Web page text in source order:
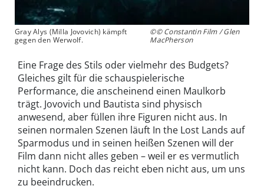
Gray Alys (Milla Jovovich) kämpft
gegen den Werwolf.
©© Constantin Film / Glen
MacPherson
Eine Frage des Stils oder vielmehr des Budgets?
Gleiches gilt für die schauspielerische
Performance, die anscheinend einen Maulkorb
trägt. Jovovich und Bautista sind physisch
anwesend, aber füllen ihre Figuren nicht aus. In
seinen normalen Szenen läuft In the Lost Lands auf
Sparmodus und in seinen heißen Szenen will der
Film dann nicht alles geben – weil er es vermutlich
nicht kann. Doch das reicht eben nicht aus, um uns
zu beeindrucken.